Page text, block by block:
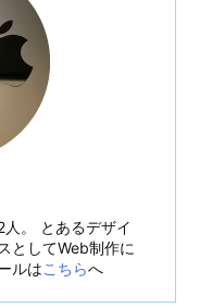
。 とあるデザイ
としてWeb制作に
ルはこちらへ